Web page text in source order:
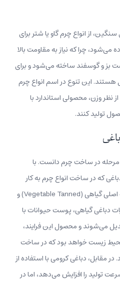
از انواع چرم گاو یا شتر برای
می‌شود، چرا که نیاز به مقاومت بالا
بز و گوسفند ساخته می‌شود و برای
این تنوع در اسم انواع چرم
وزن، محصولی استاندارد با
تولید کنند.
مرحله در ساخت چرم دانست. با
که در ساخت انواع چرم به کار
گرفته می‌شود، دباغی به دو دسته اصلی گیاهی (Vegetable Tanned) و
گیاهی، پوست حیوانات با
می‌شوند و محصول این فرایند،
زیست خواهد بود که در ساخت
مقابل، دباغی کرومی با استفاده از
تولید را افزایش می‌دهد، اما در